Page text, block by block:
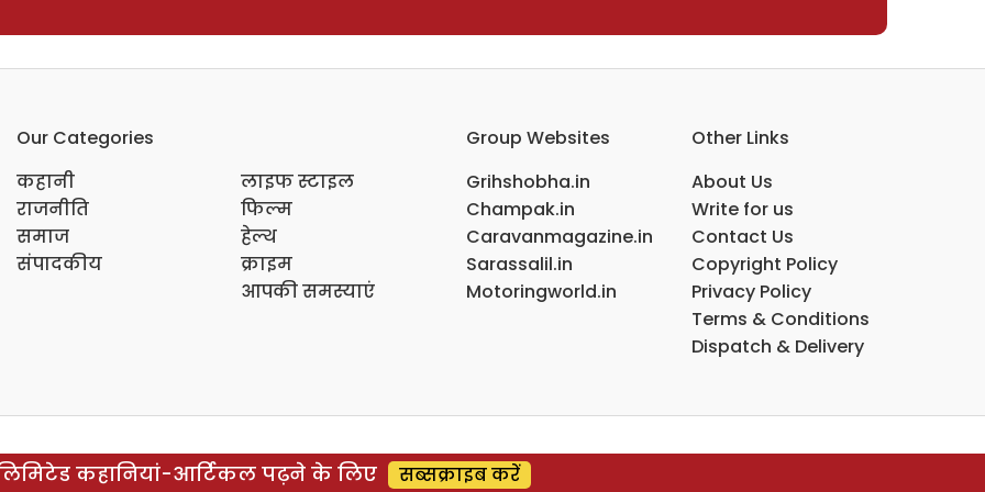
Our Categories
कहानी
राजनीति
समाज
संपादकीय
लाइफ स्टाइल
फिल्म
हेल्थ
क्राइम
आपकी समस्याएं
Group Websites
Grihshobha.in
Champak.in
Caravanmagazine.in
Sarassalil.in
Motoringworld.in
Other Links
About Us
Write for us
Contact Us
Copyright Policy
Privacy Policy
Terms & Conditions
Dispatch & Delivery
कहानियां-आर्टिकल पढ़ने के लिए सब्सक्राइब करें